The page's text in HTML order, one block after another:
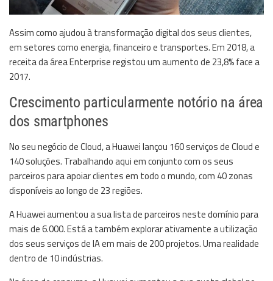
Assim como ajudou à transformação digital dos seus clientes,
em setores como energia, financeiro e transportes. Em 2018, a
receita da área Enterprise registou um aumento de 23,8% face a
2017.
Crescimento particularmente notório na área
dos smartphones
No seu negócio de Cloud, a Huawei lançou 160 serviços de Cloud e
140 soluções. Trabalhando aqui em conjunto com os seus
parceiros para apoiar clientes em todo o mundo, com 40 zonas
disponíveis ao longo de 23 regiões.
A Huawei aumentou a sua lista de parceiros neste domínio para
mais de 6.000. Está a também explorar ativamente a utilização
dos seus serviços de IA em mais de 200 projetos. Uma realidade
dentro de 10 indústrias.